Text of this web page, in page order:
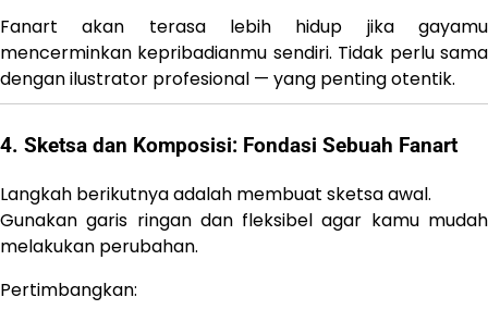
Fanart akan terasa lebih hidup jika gayamu
mencerminkan kepribadianmu sendiri. Tidak perlu sama
dengan ilustrator profesional — yang penting otentik.
4. Sketsa dan Komposisi: Fondasi Sebuah Fanart
Langkah berikutnya adalah membuat sketsa awal.
Gunakan garis ringan dan fleksibel agar kamu mudah
melakukan perubahan.
Pertimbangkan: